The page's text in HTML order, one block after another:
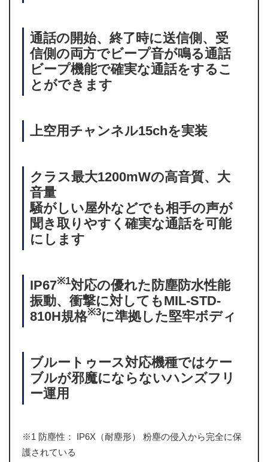
通話の開始、終了時に送信側、受
信側の両方でビープ音が鳴る通話
ビープ機能で確実な通話をするこ
とができます
上空用チャンネル15chを実装
クラス最大1200mWの高音質、大
音量
騒がしい屋外などでも相手の声が
聞き取りやすく確実な通話を可能
にします
IP67※1対応の優れた防塵防水性能
振動、衝撃に対してもMIL-STD-
810H規格※3に準拠した堅牢ボディ
ブルートゥース対応機種ではケー
ブルが邪魔にならないハンズフリ
ー運用
※1 防塵性： IP6X（耐塵形） 粉塵の侵入から完全に保
護されている